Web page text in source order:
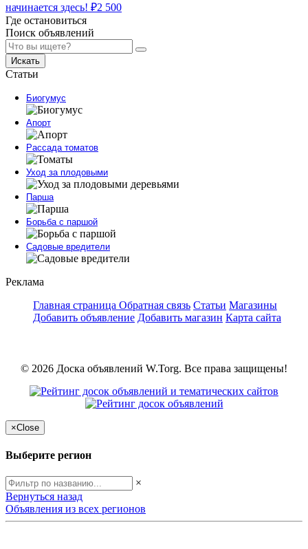
начинается здесь! ₽2 500
Где остановиться
Поиск объявлений
Искать
Статьи
Биогумус
Апорт
Рассада томатов
Уход за плодовыми
Парша
Борьба с паршой
Садовые вредители
Реклама
Главная страница Обратная связь Статьи Магазины
Добавить объявление Добавить магазин Карта сайта
© 2026 Доска объявлений W.Torg. Все права защищены!
×Close
Выберите регион
×
Вернуться назад
Объявления из всех регионов